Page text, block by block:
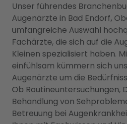
Unser führendes
Augenärzte in Bad Endorf,
umfangreiche Auswahl
Fachärzte, die sich auf die
Kleinen spezialisiert haben.
einfühlsam kümmern sich
Augenärzte um die
Ob Routineuntersuchungen,
Behandlung von
Betreuung bei